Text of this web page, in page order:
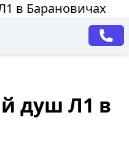
в Барановичах
душ Л1 в